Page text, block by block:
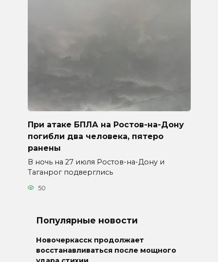
При атаке БПЛА на Ростов-на-Дону
погибли два человека, пятеро
ранены
В ночь на 27 июля Ростов-на-Дону и
Таганрог подверглись
50
Популярные новости
Новочеркасск продолжает
восстанавливаться после мощного